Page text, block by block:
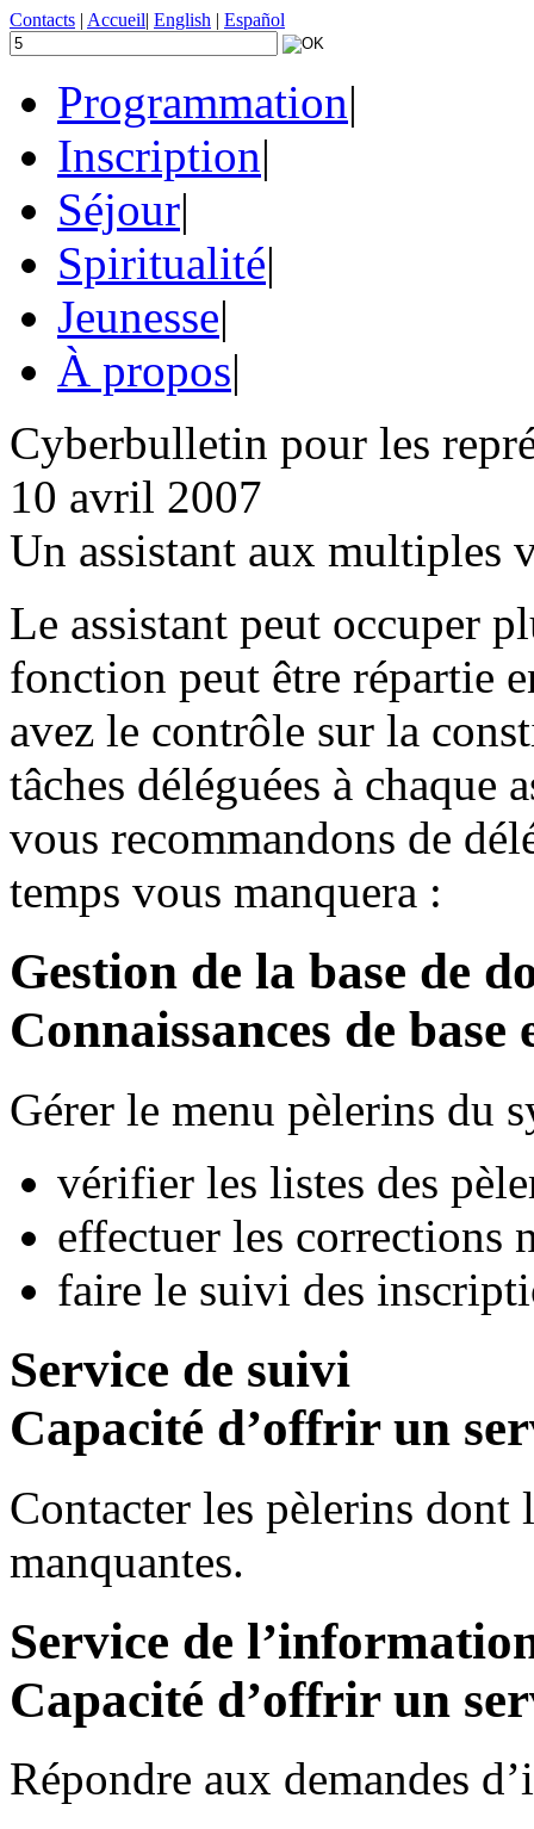
Contacts | Accueil| English | Español
Programmation|
Inscription|
Séjour|
Spiritualité|
Jeunesse|
À propos|
Cyberbulletin pour les
10 avril 2007
Un assistant aux multiples
Le assistant peut occuper
fonction peut être répartie
avez le contrôle sur la
tâches déléguées à chaque
vous recommandons de
temps vous manquera :
Gestion de la base de
Connaissances de
Gérer le menu pèlerins du
vérifier les listes des
effectuer les corrections
faire le suivi des
Service de suivi
Capacité d’offrir un
Contacter les pèlerins dont
manquantes.
Service de
Capacité d’offrir un
Répondre aux demandes